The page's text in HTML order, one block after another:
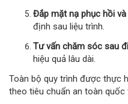
Đắp mặt nạ phục hồi
định sau liệu trình.
Tư vấn chăm sóc sau
hiệu quả lâu dài.
Toàn bộ quy trình được thực
theo tiêu chuẩn an toàn quốc